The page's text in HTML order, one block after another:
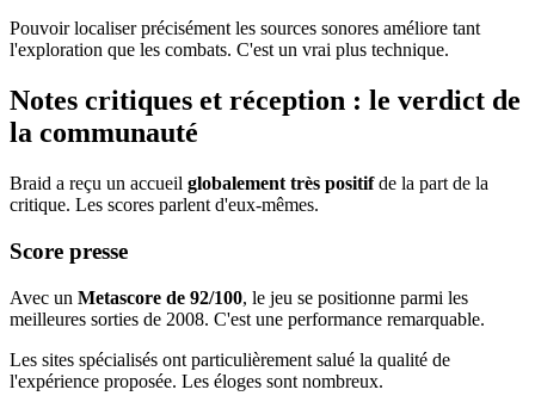
Pouvoir localiser précisément les sources sonores améliore tant
l'exploration que les combats. C'est un vrai plus technique.
Notes critiques et réception : le verdict de
la communauté
Braid a reçu un accueil globalement très positifde la part de la
critique. Les scores parlent d'eux-mêmes.
Score presse
Avec un Metascore de 92/100, le jeu se positionne parmi les
meilleures sorties de 2008. C'est une performance remarquable.
Les sites spécialisés ont particulièrement salué la qualité de
l'expérience proposée. Les éloges sont nombreux.